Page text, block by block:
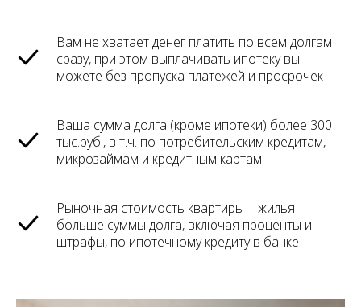
Вам не хватает денег платить по всем долгам
сразу, при этом выплачивать ипотеку вы
можете без пропуска платежей и просрочек
Ваша сумма долга (кроме ипотеки) более 300
тыс.руб., в т.ч. по потребительским кредитам,
микрозаймам и кредитным картам
Рыночная стоимость квартиры | жилья
больше суммы долга, включая проценты и
штрафы, по ипотечному кредиту в банке